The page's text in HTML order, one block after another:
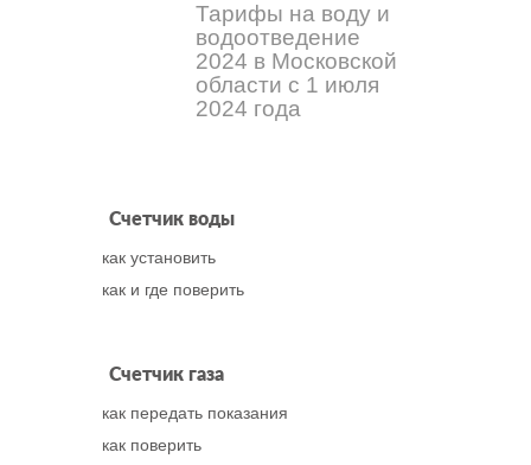
Тарифы на воду и
водоотведение
2024 в Московской
области с 1 июля
2024 года
Счетчик воды
как установить
как и где поверить
Счетчик газа
как передать показания
как поверить